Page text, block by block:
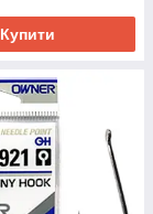
Купити